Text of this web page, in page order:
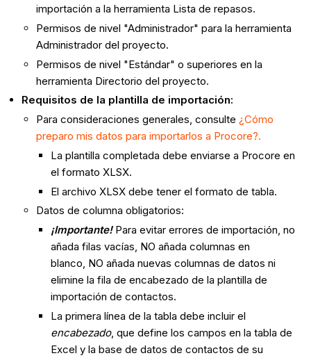
importación a la herramienta Lista de repasos.
Permisos de nivel "Administrador" para la herramienta
Administrador del proyecto.
Permisos de nivel "Estándar" o superiores en la
herramienta Directorio del proyecto.
Requisitos de la plantilla de importación:
Para consideraciones generales, consulte¿Cómo
preparo mis datos para importarlos a Procore?.
La plantilla completada debe enviarse a Procore en
el formato XLSX.
El archivo XLSX debe tener el formato de tabla.
Datos de columna obligatorios:
¡Importante! Para evitar errores de importación, no
añada filas vacías, NO añada columnas en
blanco, NO añada nuevas columnas de datos ni
elimine la fila de encabezado de la plantilla de
importación de contactos.
La primera línea de la tabla debe incluir el
encabezado, que define los campos en la tabla de
Excel y la base de datos de contactos de su